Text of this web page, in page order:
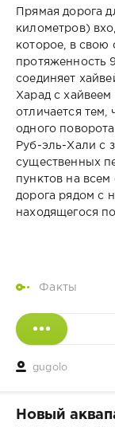
Прямая дорога
километров)
которое, в свою
протяженность
соединяет
Харад с
отличается тем,
одного
Руб-эль-Хали с
существенных
пунктов на
дорога рядом с
находящегося
Факты
gugolo
Новый